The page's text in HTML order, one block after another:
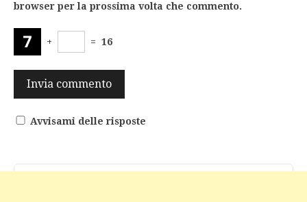
browser per la prossima volta che commento.
+ = 16
Avvisami delle risposte